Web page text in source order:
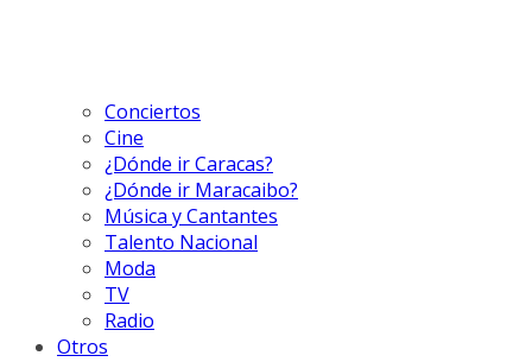
Conciertos
Cine
¿Dónde ir Caracas?
¿Dónde ir Maracaibo?
Música y Cantantes
Talento Nacional
Moda
TV
Radio
Otros